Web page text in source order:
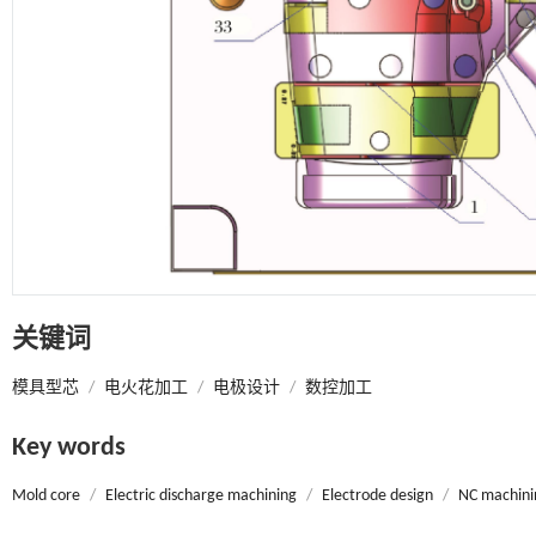
关键词
模具型芯 / 电火花加工 / 电极设计 / 数控加工
Key words
Mold core / Electric discharge machining / Electrode design / NC